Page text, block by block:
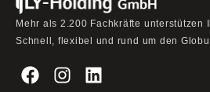
Mehr als 2.200 Fachkräfte unterstützen
Schnell, flexibel und rund um den